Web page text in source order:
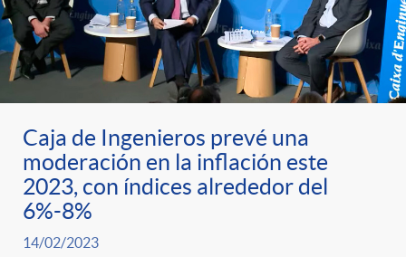
Caja de Ingenieros prevé una
moderación en la inflación este
2023, con índices alrededor del
6%-8%
14/02/2023